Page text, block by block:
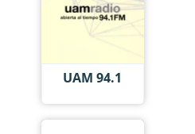
UAM 94.1